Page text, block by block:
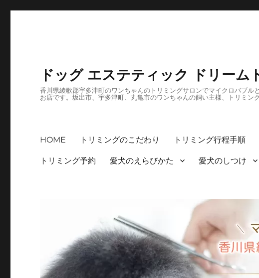
ドッグ エステティック ドリー
香川県綾歌郡宇多津町のワンちゃんのトリミングサロンでマイクロバブ
お店です。坂出市、宇多津町、丸亀市のワンちゃんの飼い主様、トリミン
HOME トリミングのこだわり トリミング行程手順
トリミング予約 愛犬のえらびかた 愛犬のしつけ